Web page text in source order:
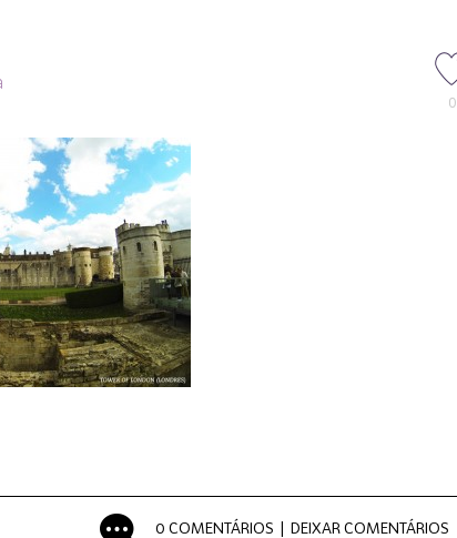
0
0 COMENTÁRIOS | DEIXAR COMENTÁRIOS